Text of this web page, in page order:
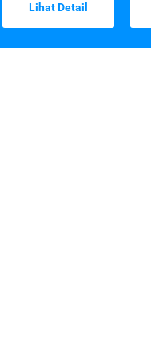
Lihat Detail